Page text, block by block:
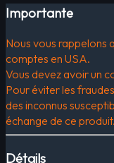
Importante
Nous vous rappelons
comptes en USA.
Vous devez avoir un
Pour éviter les
des inconnus
échange de ce produit.
Détails